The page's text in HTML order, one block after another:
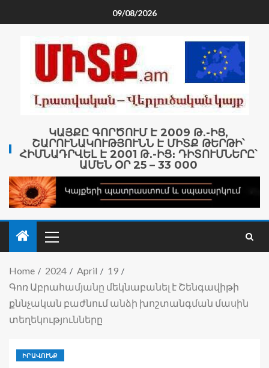
09/08/2026
ԿԱՅՔԸ ԳՈՐԾՈՒՄ Է 2009 Թ․-ԻՑ,
ՇԱՐՈՒՆԱԿՈՒԹՅՈՒՆՆ Է ՄԻՏՔ ԹԵՐԹԻ՝
ՀԻՄՆԱԴՐՎԵԼ Է 2001 Թ․-ԻՑ։ ԴԻՏՈՒՄՆԵՐԸ՝
ԱՄԵՆ ՕՐ 25 – 33 000
Home 2024 April
19
Գոռ Աբրահամյանը մեկնաբանել է Շենգավիթի
քննչական բաժնում անձի խոշտանգման մասին
տեղեկությունները
ԻՐԱՎՈՒՆՔ